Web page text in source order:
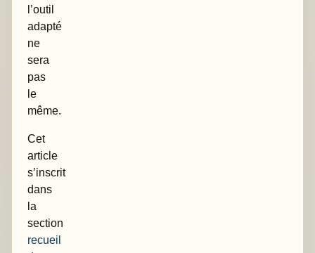
l’outil
adapté
ne
sera
pas
le
même.
Cet
article
s’inscrit
dans
la
section
recueil